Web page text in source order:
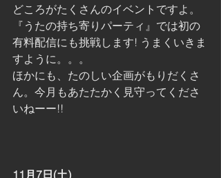
どころがたくさんのイベントですよ。
『うたの持ち寄りパーティ』では初の
有料配信にも挑戦します! うまくいきま
すように。。。
ほかにも、たのしい企画がもりだくさ
ん。今月もあたたかく見守ってくださ
いねーー!!
11月7日(土)